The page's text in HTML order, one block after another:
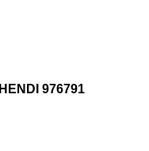
976791